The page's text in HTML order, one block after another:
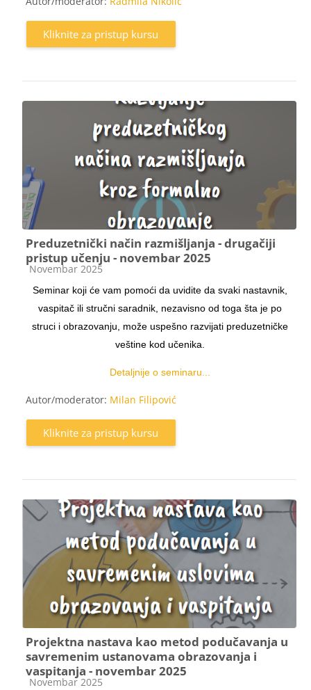
Kliknite za pristup kursu
Preduzetnički način razmišljanja - drugačiji
pristup učenju - novembar 2025
Kategorija kursa
Novembar 2025
Seminar koji će vam pomoći da uvidite da svaki nastavnik,
vaspitač ili stručni saradnik, nezavisno od toga šta je po
struci i obrazovanju, može uspešno razvijati preduzetničke
veštine kod učenika.
Detaljnije o seminaru...
Autor/moderator: Milan Filipović
Kliknite za pristup kursu
Projektna nastava kao metod podučavanja u
savremenim ustanovama obrazovanja i
vaspitanja - novembar 2025
Kategorija kursa
Novembar 2025